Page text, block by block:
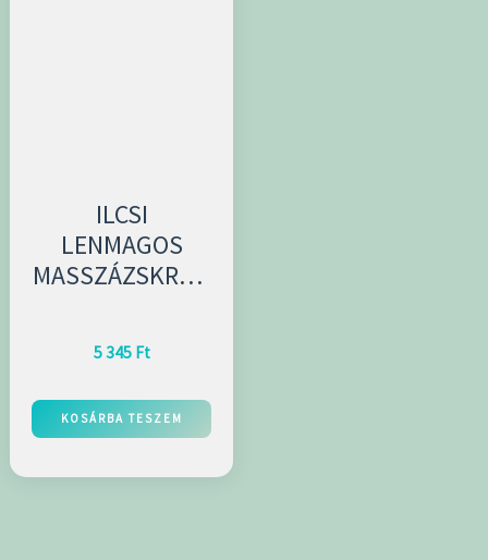
ILCSI
LENMAGOS
MASSZÁZSKRÉM
5 345 Ft
KOSÁRBA TESZEM